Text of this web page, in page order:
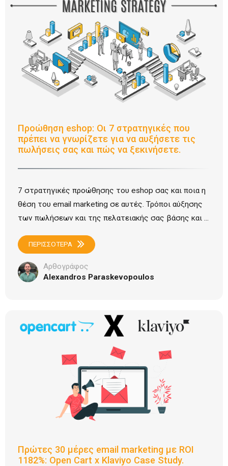
Προώθηση eshop: Οι 7 στρατηγικές που
πρέπει να γνωρίζετε για να αυξήσετε τις
πωλήσεις σας και πώς να ξεκινήσετε.
7 στρατηγικές προώθησης του eshop σας και ποια η
θέση του email marketing σε αυτές. Τρόποι αύξησης
των πωλήσεων και της πελατειακής σας βάσης και ...
ΠΕΡΙΣΣΟΤΕΡΑ
Αρθογράφος
Alexandros Paraskevopoulos
Πρώτες 30 μέρες email marketing με ROI
1182%: Open Cart x Klaviyo Case Study.